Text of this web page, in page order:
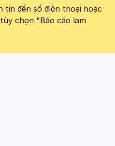
tin đến số điện thoại hoặc
chọn "Báo cáo lạm